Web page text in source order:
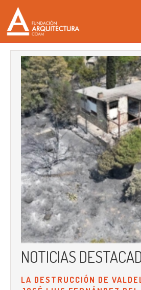
NOTICIAS
LA DESTRUCCIÓN DE